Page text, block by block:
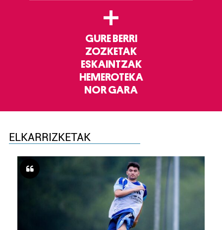
+
GURE BERRI
ZOZKETAK
ESKAINTZAK
HEMEROTEKA
NOR GARA
ELKARRIZKETAK